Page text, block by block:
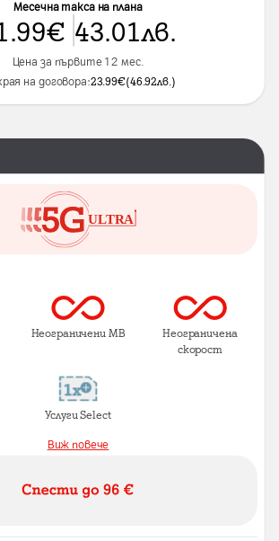
Месечна такса на плана
€ 43.01лв.
Цена за първите 12 мес.
на договора:23.99€(46.92лв. )
Неограничени MB Неограничена
скорост
Услуги Select
Виж повече